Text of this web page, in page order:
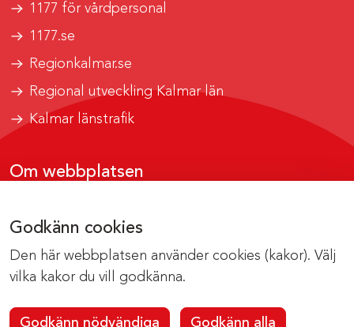
Godkänn cookies
Den här webbplatsen använder cookies (kakor). Välj
vilka kakor du vill godkänna.
Godkänn nödvändiga Godkänn alla
1177 för vårdpersonal
1177.se
Regionkalmar.se
Regional utveckling Kalmar län
Kalmar länstrafik
Om webbplatsen
Om cookies
Kontakta webbredaktionen